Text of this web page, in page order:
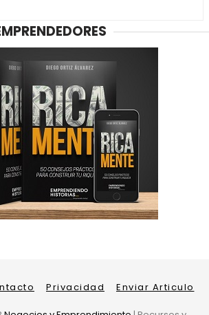
Privacidad Enviar Articulo